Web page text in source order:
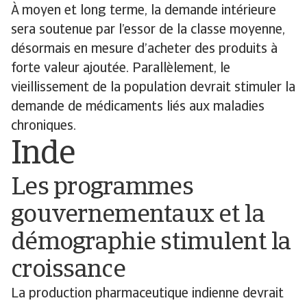
À moyen et long terme, la demande intérieure
sera soutenue par l’essor de la classe moyenne,
désormais en mesure d’acheter des produits à
forte valeur ajoutée. Parallèlement, le
vieillissement de la population devrait stimuler la
demande de médicaments liés aux maladies
chroniques.
Inde
Les programmes
gouvernementaux et la
démographie stimulent la
croissance
La production pharmaceutique indienne devrait